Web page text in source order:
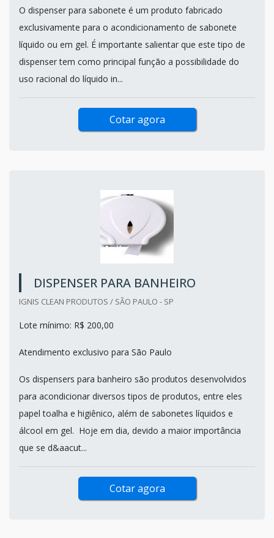
O dispenser para sabonete é um produto fabricado
exclusivamente para o acondicionamento de sabonete
líquido ou em gel. É importante salientar que este tipo de
dispenser tem como principal função a possibilidade do
uso racional do líquido in...
Cotar agora
DISPENSER PARA BANHEIRO
IGNIS CLEAN PRODUTOS / SÃO PAULO - SP
Lote mínimo: R$ 200,00
Atendimento exclusivo para São Paulo
Os dispensers para banheiro são produtos desenvolvidos
para acondicionar diversos tipos de produtos, entre eles
papel toalha e higiênico, além de sabonetes líquidos e
álcool em gel. Hoje em dia, devido a maior importância
que se d&aacut...
Cotar agora